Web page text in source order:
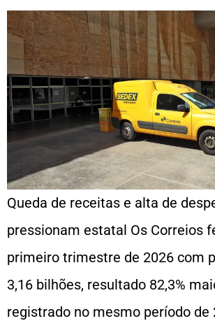
Queda de receitas e alta de
pressionam estatal Os Correios
primeiro trimestre de 2026 com
3,16 bilhões, resultado 82,3%
registrado no mesmo período de